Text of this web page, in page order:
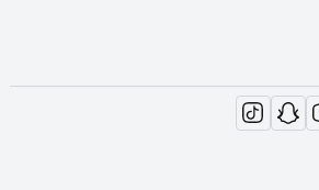
opens
opens in new
opens in new
opens in new window
opens in new window